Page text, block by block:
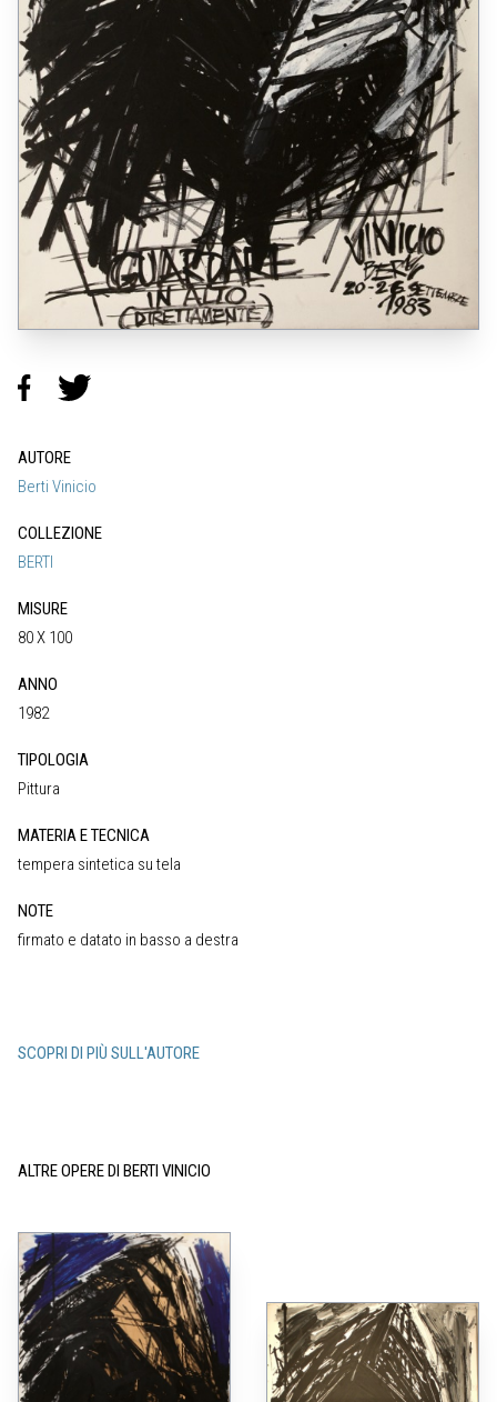
AUTORE
Berti Vinicio
COLLEZIONE
BERTI
MISURE
80 X 100
ANNO
1982
TIPOLOGIA
Pittura
MATERIA E TECNICA
tempera sintetica su tela
NOTE
firmato e datato in basso a destra
SCOPRI DI PIÙ SULL'AUTORE
ALTRE OPERE DI BERTI VINICIO